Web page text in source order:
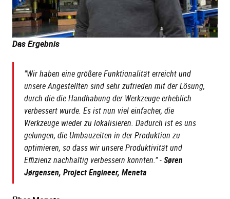
Das Ergebnis
"Wir haben eine größere Funktionalität erreicht und
unsere Angestellten sind sehr zufrieden mit der Lösung,
durch die die Handhabung der Werkzeuge erheblich
verbessert wurde. Es ist nun viel einfacher, die
Werkzeuge wieder zu lokalisieren. Dadurch ist es uns
gelungen, die Umbauzeiten in der Produktion zu
optimieren, so dass wir unsere Produktivität und
Effizienz nachhaltig verbessern konnten." -Søren
Jørgensen, Project Engineer, Meneta